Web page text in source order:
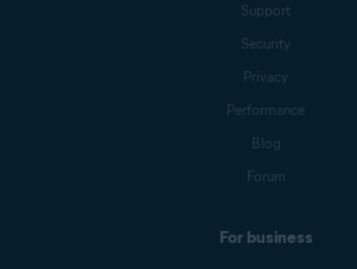
Support
Security
Privacy
Performance
Blog
Forum
For business